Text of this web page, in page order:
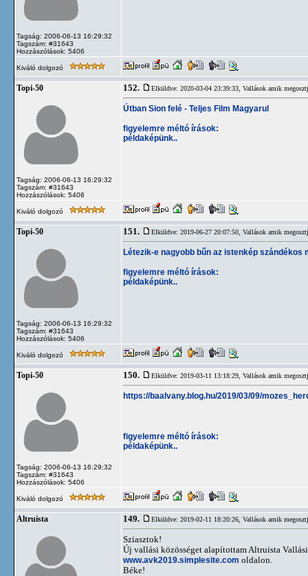
Tagság: 2006-06-13 16:29:32
Tagszám: #31643
Hozzászólások: 5406
Kiváló dolgozó
Topi-50
Tagság: 2006-06-13 16:29:32
Tagszám: #31643
Hozzászólások: 5406
152. Elküldve: 2020-03-04 23:39:33, Vallások amik
Útban Sion felé - Teljes Film Magyarul
figyelemre méltó írások:
példaképünk..
Kiváló dolgozó
Topi-50
Tagság: 2006-06-13 16:29:32
Tagszám: #31643
Hozzászólások: 5406
151. Elküldve: 2019-06-27 20:07:50, Vallások amik
Létezik-e nagyobb bűn az istenkép szándékos
figyelemre méltó írások:
példaképünk..
Kiváló dolgozó
Topi-50
Tagság: 2006-06-13 16:29:32
Tagszám: #31643
Hozzászólások: 5406
150. Elküldve: 2019-03-11 13:18:29, Vallások amik
https://baalvany.blog.hu/2019/03/09/
figyelemre méltó írások:
példaképünk..
Kiváló dolgozó
Altruista 149. Elküldve: 2019-02-11 18:20:26, Vallások amik
Sziasztok!
Új vallási közösséget alapítottam Altruista
www.avk2019.simplesite.com oldalon.
Béke!